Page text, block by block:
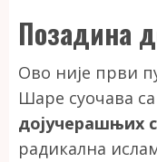
Позадина
Ово није први
Шаре суочава са
дојучерашњих
радикална